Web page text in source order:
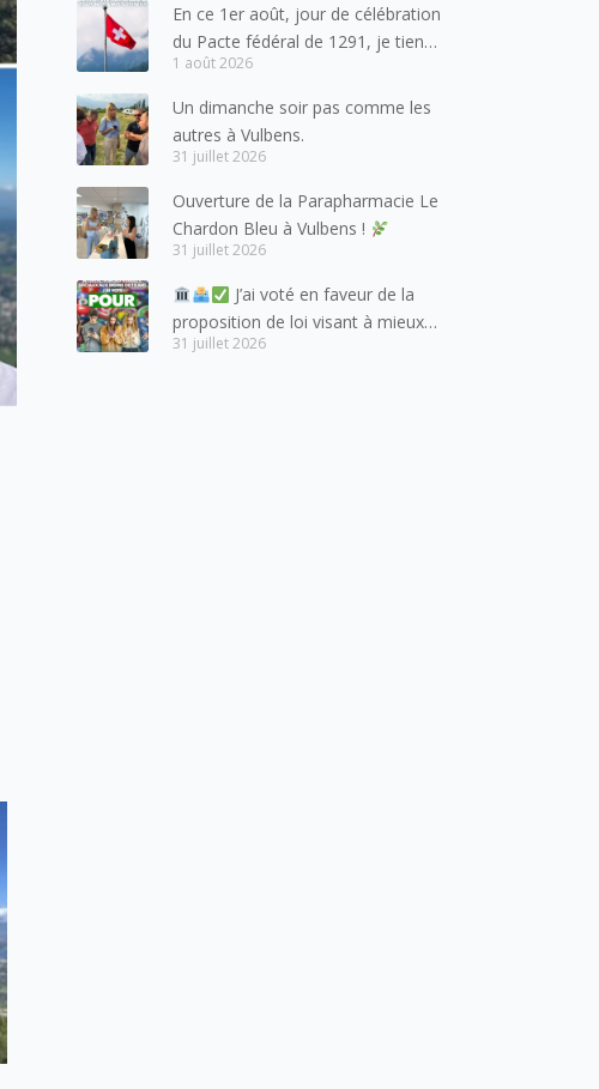
En ce 1er août, jour de célébration
du Pacte fédéral de 1291, je tiens
à adresser mes meilleures
salutations à nos voisins et amis
suisses, et plus particulièrement
aux habitants du bassin genevois
lesquels la Haute-Savoie
entretient des liens étroits et
quotidiens.
1 août 2026
Un dimanche soir pas comme les
autres à Vulbens.
31 juillet 2026
Ouverture de la Parapharmacie Le
Chardon Bleu à Vulbens !
31 juillet 2026
J’ai voté en faveur de la
proposition de loi visant à mieux
protéger les mineurs des risques
31 juillet 2026